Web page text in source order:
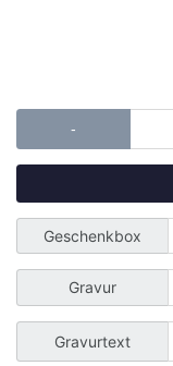
-
Geschenkbox
Gravur
Gravurtext